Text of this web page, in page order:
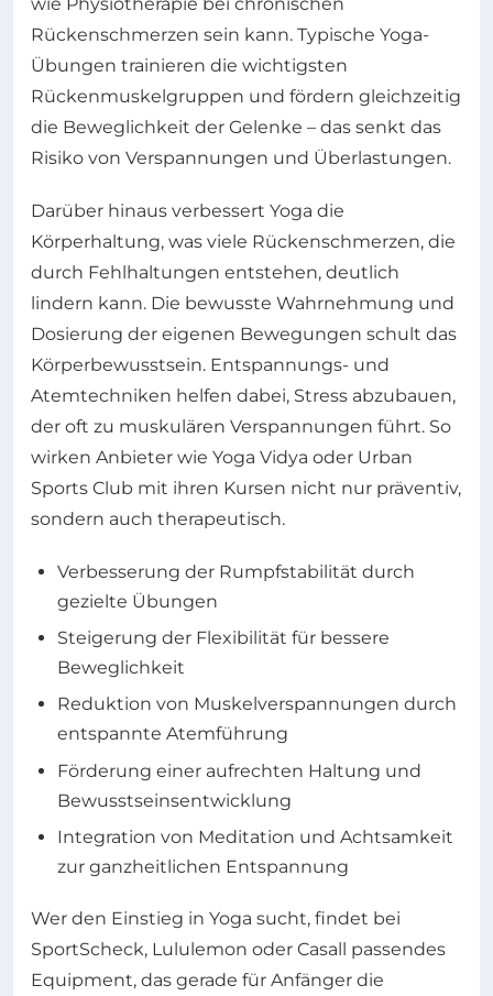
Rückenschmerzen sein kann. Typische Yoga-
Übungen trainieren die wichtigsten
Rückenmuskelgruppen und fördern gleichzeitig
die Beweglichkeit der Gelenke – das senkt das
Risiko von Verspannungen und Überlastungen.
Darüber hinaus verbessert Yoga die
Körperhaltung, was viele Rückenschmerzen, die
durch Fehlhaltungen entstehen, deutlich
lindern kann. Die bewusste Wahrnehmung und
Dosierung der eigenen Bewegungen schult das
Körperbewusstsein. Entspannungs- und
Atemtechniken helfen dabei, Stress abzubauen,
der oft zu muskulären Verspannungen führt. So
wirken Anbieter wie Yoga Vidya oder Urban
Sports Club mit ihren Kursen nicht nur präventiv,
sondern auch therapeutisch.
Verbesserung der Rumpfstabilität durch
gezielte Übungen
Steigerung der Flexibilität für bessere
Beweglichkeit
Reduktion von Muskelverspannungen durch
entspannte Atemführung
Förderung einer aufrechten Haltung und
Bewusstseinsentwicklung
Integration von Meditation und Achtsamkeit
zur ganzheitlichen Entspannung
Wer den Einstieg in Yoga sucht, findet bei
SportScheck, Lululemon oder Casall passendes
Equipment, das gerade für Anfänger die